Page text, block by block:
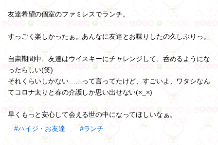
友達希望の個室のファミレスでランチ。
すっごく楽しかったぁ。あんなに友達とお喋りしたの久しぶりっ。
自粛期間中、友達はウイスキーにチャレンジして、呑めるようにな
ったらしい(笑)
それくらいしかない……って言ってたけど、すごいよ、ワタシなん
てコロナ太りと春の介護しか思い出せない(×_×)
早くもっと安心して会える世の中になってほしいなぁ。
#ハイジ・お友達
#ランチ